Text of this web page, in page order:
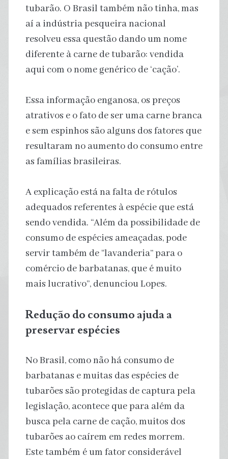
tubarão. O Brasil também não tinha, mas
aí a indústria pesqueira nacional
resolveu essa questão dando um nome
diferente à carne de tubarão: vendida
aqui com o nome genérico de ‘cação’.
Essa informação enganosa, os preços
atrativos e o fato de ser uma carne branca
e sem espinhos são alguns dos fatores que
resultaram no aumento do consumo entre
as famílias brasileiras.
A explicação está na falta de rótulos
adequados referentes à espécie que está
sendo vendida. “Além da possibilidade de
consumo de espécies ameaçadas, pode
servir também de “lavanderia” para o
comércio de barbatanas, que é muito
mais lucrativo”, denunciou Lopes.
Redução do consumo ajuda a
preservar espécies
No Brasil, como não há consumo de
barbatanas e muitas das espécies de
tubarões são protegidas de captura pela
legislação, acontece que para além da
busca pela carne de cação, muitos dos
tubarões ao caírem em redes morrem.
Este também é um fator considerável